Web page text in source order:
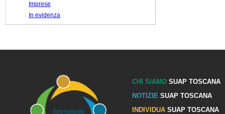
Imprese
In evidenza
CHI SIAMOSUAP TOSCANA
NOTIZIE SUAP TOSCANA
INDIVIDUASUAP TOSCANA